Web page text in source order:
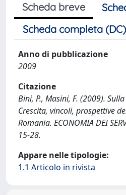
Scheda breve
Scheda completa (DC)
Anno di pubblicazione
2009
Citazione
Bini, P., Masini, F. (2009).
Crescita, vincoli, prospettive
Romania. ECONOMIA DEI
15-28.
Appare nelle tipologie:
1.1 Articolo in rivista